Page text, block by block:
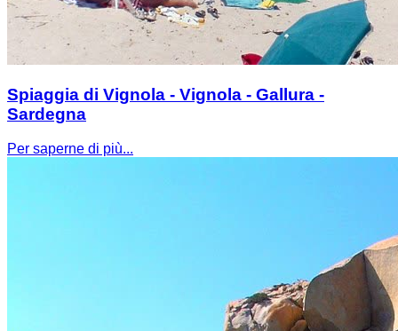
Spiaggia di Vignola - Vignola - Gallura -
Sardegna
Per saperne di più...